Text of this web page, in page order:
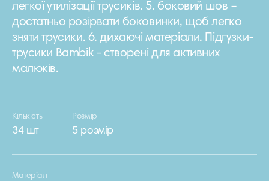
легкої утилізації трусиків. 5. боковий шов –
достатньо розірвати боковинки, щоб легко
зняти трусики. 6. дихаючі матеріали. Підгузки-
трусики Bambik - створені для активних
малюків.
Кількість
34 шт
Розмір
5 розмір
Матеріал